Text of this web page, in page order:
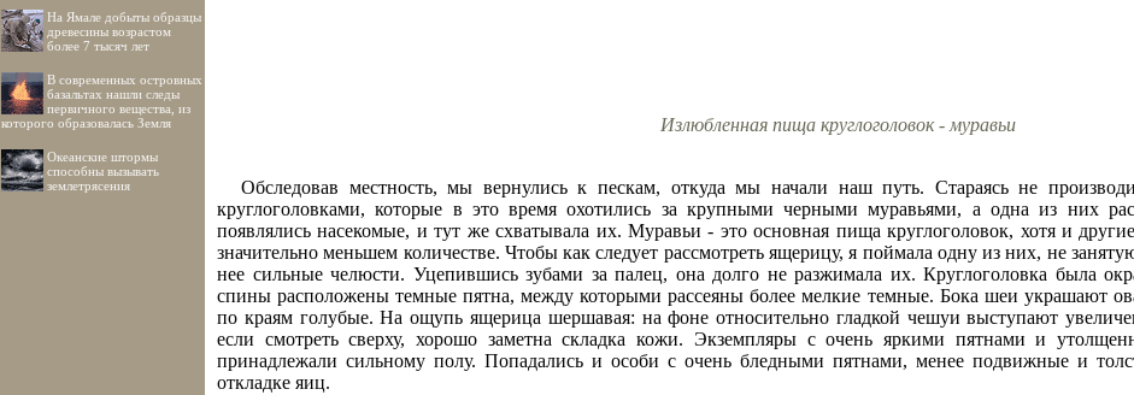
На Ямале добыты образцы
древесины возрастом
более 7 тысяч лет
В современных островных
базальтах нашли следы
первичного вещества, из
которого образовалась Земля
Океанские штормы
способны вызывать
землетрясения
Излюбленная пища круглоголовок - муравьи
Обследовав местность, мы вернулись к пескам, откуда мы начали наш путь. Стараясь не
круглоголовками, которые в это время охотились за крупными черными муравьями, а одна из них
появлялись насекомые, и тут же схватывала их. Муравьи - это основная пища круглоголовок, хотя и
значительно меньшем количестве. Чтобы как следует рассмотреть ящерицу, я поймала одну из них, не
нее сильные челюсти. Уцепившись зубами за палец, она долго не разжимала их. Круглоголовка была
спины расположены темные пятна, между которыми рассеяны более мелкие темные. Бока шеи украшают
по краям голубые. На ощупь ящерица шершавая: на фоне относительно гладкой чешуи выступают
если смотреть сверху, хорошо заметна складка кожи. Экземпляры с очень яркими пятнами и
принадлежали сильному полу. Попадались и особи с очень бледными пятнами, менее подвижные и
откладке яиц.